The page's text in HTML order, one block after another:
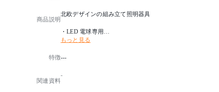
商品説明
北欧デザインの組み立て照明器具
・LED 電球専用
・フランジカバー別売
・推奨電球：LED 電球 E26/60 形相当
もっと見る
特徴---
関連資料
-